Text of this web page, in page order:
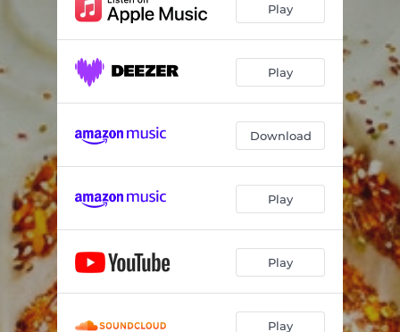
Play
Play
Download
Play
Play
Play